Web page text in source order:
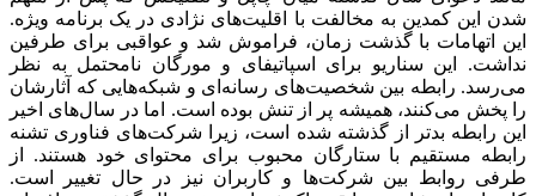
شدن این کمدین به مخالفت با اقلیت‌های نژادی در یک برنامه ویژه.
این اتهامات با گذشت زمان، فراموش شد و عواقبی برای طرفین
نداشت. این سناریو برای اسپاتیفای و مورگان نامحتمل به نظر
می‌رسد. رابطه بین شخصیت‌های رسانه‌ای و شبکه‌هایی که آثارشان
را پخش می‌کنند، همیشه پر از تنش بوده است. اما در سال‌های اخیر
این رابطه بدتر از گذشته شده است، زیرا شرکت‌های فناوری تشنه
رابطه مستقیم با ستارگان محبوب برای محتوای خود هستند. از
طرفی روابط بین شرکت‌ها و کاربران نیز در حال تغییر است.